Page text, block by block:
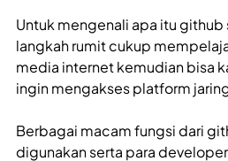
Untuk mengenali apa itu
langkah rumit cukup
media internet kemudian bisa
ingin mengakses platform
Berbagai macam fungsi dari
digunakan serta para